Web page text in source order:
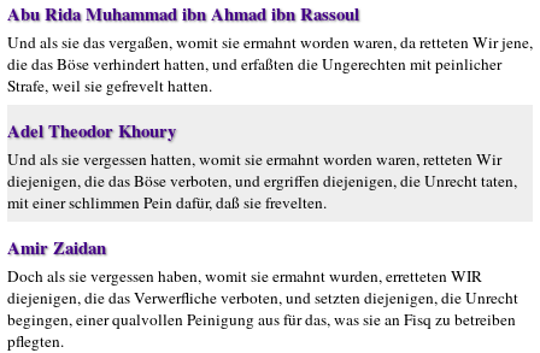
Abu Rida Muhammad ibn Ahmad ibn Rassoul
Und als sie das vergaßen, womit sie ermahnt worden waren, da retteten Wir jene,
die das Böse verhindert hatten, und erfaßten die Ungerechten mit peinlicher
Strafe, weil sie gefrevelt hatten.
Adel Theodor Khoury
Und als sie vergessen hatten, womit sie ermahnt worden waren, retteten Wir
diejenigen, die das Böse verboten, und ergriffen diejenigen, die Unrecht taten,
mit einer schlimmen Pein dafür, daß sie frevelten.
Amir Zaidan
Doch als sie vergessen haben, womit sie ermahnt wurden, erretteten WIR
diejenigen, die das Verwerfliche verboten, und setzten diejenigen, die Unrecht
begingen, einer qualvollen Peinigung aus für das, was sie an Fisq zu betreiben
pflegten.